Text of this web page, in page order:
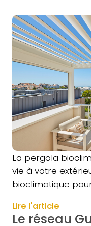
La pergola
vie à votre
bioclimatique
Lire l'article
Le réseau